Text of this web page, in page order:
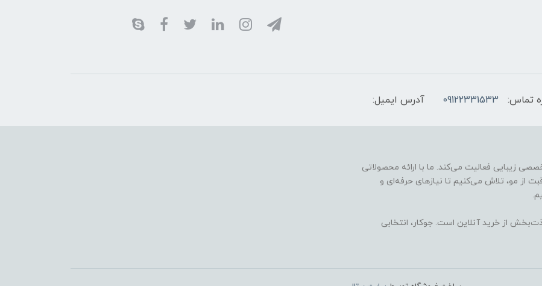
تماس: 09122331533 آدرس ایمیل:
محصولات تخصصی زیبایی فعالیت می‌کند. ما با ارائه محصولاتی
از مو، تلاش می‌کنیم تا نیازهای حرفه‌ای و
از خرید آنلاین است. جوکار، انتخابی